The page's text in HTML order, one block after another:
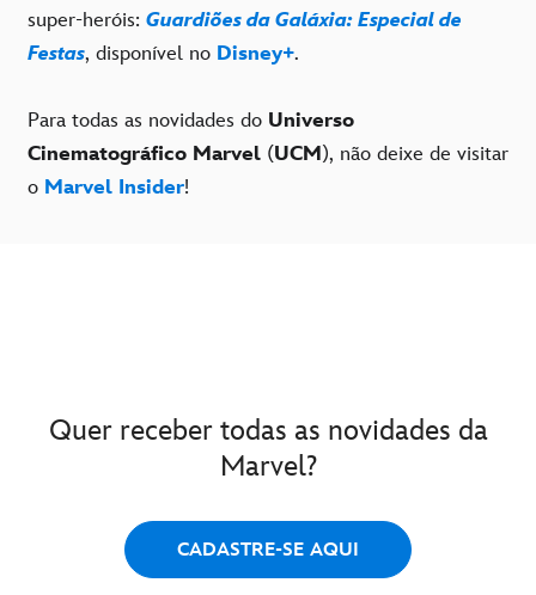
super-heróis: Guardiões da Galáxia: Especial de
Festas, disponível no Disney+.
Para todas as novidades do Universo
Cinematográfico Marvel (UCM), não deixe de visitar
o Marvel Insider!
Quer receber todas as novidades da
Marvel?
CADASTRE-SE AQUI